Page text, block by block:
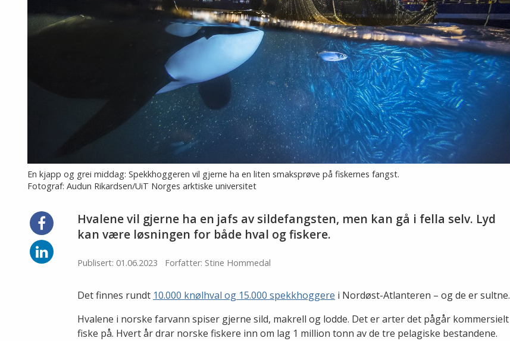
En kjapp og grei middag: Spekkhoggeren vil gjerne ha en liten smaksprøve på fiskernes fangst.
Fotograf: Audun Rikardsen/UiT Norges arktiske universitet
Hvalene vil gjerne ha en jafs av sildefangsten, men kan gå i fella selv. Lyd
kan være løsningen for både hval og fiskere.
Publisert: 01.06.2023 Forfatter: Stine Hommedal
Det finnes rundt 10.000 knølhval og 15.000 spekkhoggere i Nordøst-Atlanteren – og de er sultne.
Hvalene i norske farvann spiser gjerne sild, makrell og lodde. Det er arter det pågår kommersielt
fiske på. Hvert år drar norske fiskere inn om lag 1 million tonn av de tre pelagiske bestandene.
Del
på
Facebook
Del
på